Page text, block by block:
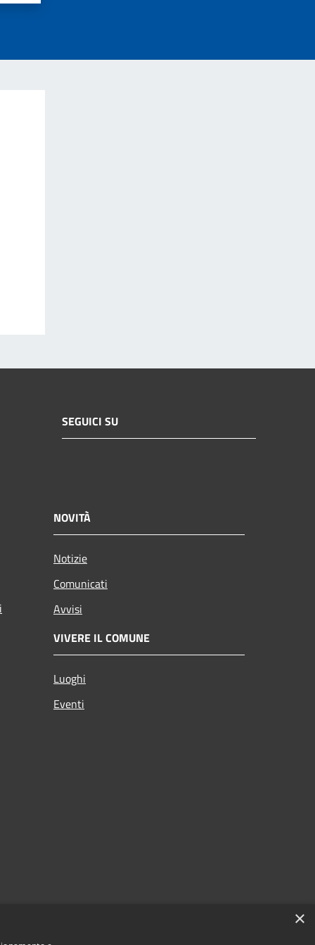
SEGUICI SU
NOVITÀ
Notizie
Comunicati
Avvisi
VIVERE IL COMUNE
Luoghi
Eventi
×